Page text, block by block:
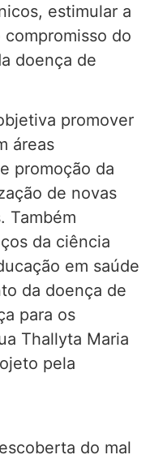
estimular a
do
doença de
promover
áreas
promoção da
de novas
Também
da ciência
em saúde
da doença de
para os
Thallyta Maria
pela
do mal